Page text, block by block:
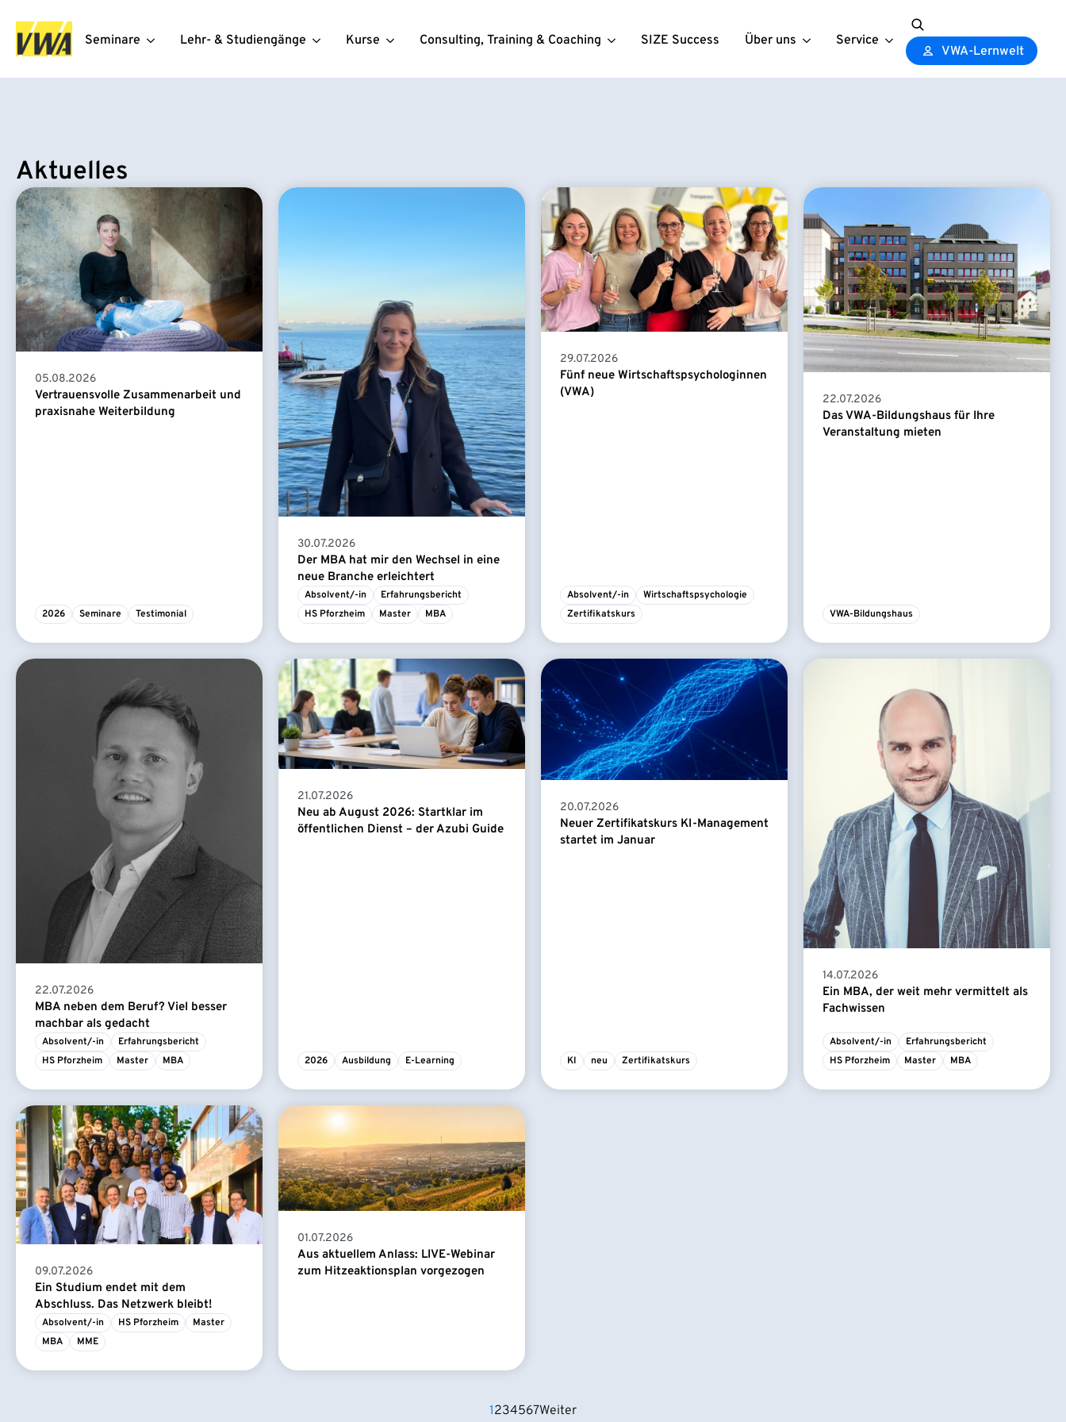
Seminare Lehr- & Studiengänge Kurse Consulting, Training & Coaching SIZE Success Über uns Service
Search
for:
VWA-Lernwelt
Aktuelles
05.08.2026
Vertrauensvolle Zusammenarbeit und
praxisnahe Weiterbildung
2026 Seminare Testimonial
30.07.2026
Der MBA hat mir den Wechsel in eine
neue Branche erleichtert
Absolvent/-in
Erfahrungsbericht
HS Pforzheim
Master MBA
29.07.2026
Fünf neue Wirtschaftspsychologinnen
(VWA)
Absolvent/-in
Wirtschaftspsychologie
Zertifikatskurs
22.07.2026
Das VWA-Bildungshaus für Ihre
Veranstaltung mieten
VWA-Bildungshaus
22.07.2026
MBA neben dem Beruf? Viel besser
machbar als gedacht
Absolvent/-in
Erfahrungsbericht
HS Pforzheim
Master MBA
21.07.2026
Neu ab August 2026: Startklar im
öffentlichen Dienst – der Azubi Guide
2026 Ausbildung E-Learning
20.07.2026
Neuer Zertifikatskurs KI-Management
startet im Januar
KI neu Zertifikatskurs
14.07.2026
Ein MBA, der weit mehr vermittelt als
Fachwissen
Absolvent/-in
Erfahrungsbericht
HS Pforzheim
Master MBA
09.07.2026
Ein Studium endet mit dem
Abschluss. Das Netzwerk bleibt!
Absolvent/-in HS Pforzheim
Master
MBA
MME
01.07.2026
Aus aktuellem Anlass: LIVE-Webinar
zum Hitzeaktionsplan vorgezogen
1234567Weiter